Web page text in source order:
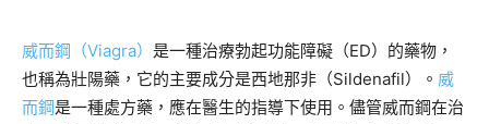
威而鋼（Viagra） 是一種治療勃起功能障礙（ED）的藥物，
也稱為壯陽藥，它的主要成分是西地那非（Sildenafil）。 威
而鋼是一種處方藥，應在醫生的指導下使用。儘管威而鋼在治